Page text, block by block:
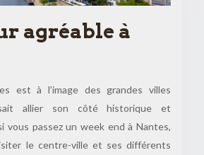
agréable à
est à l’image des grandes villes
allier son côté historique et
vous passez un week end à Nantes,
le centre-ville et ses différents